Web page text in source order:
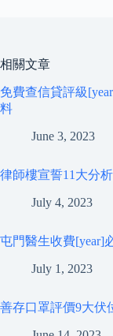
相關文章
免費查信貸評級
料
June 3, 2023
律師樓宣誓11大分
July 4, 2023
屯門醫生收費[year]
July 1, 2023
善存口罩評價9大伏